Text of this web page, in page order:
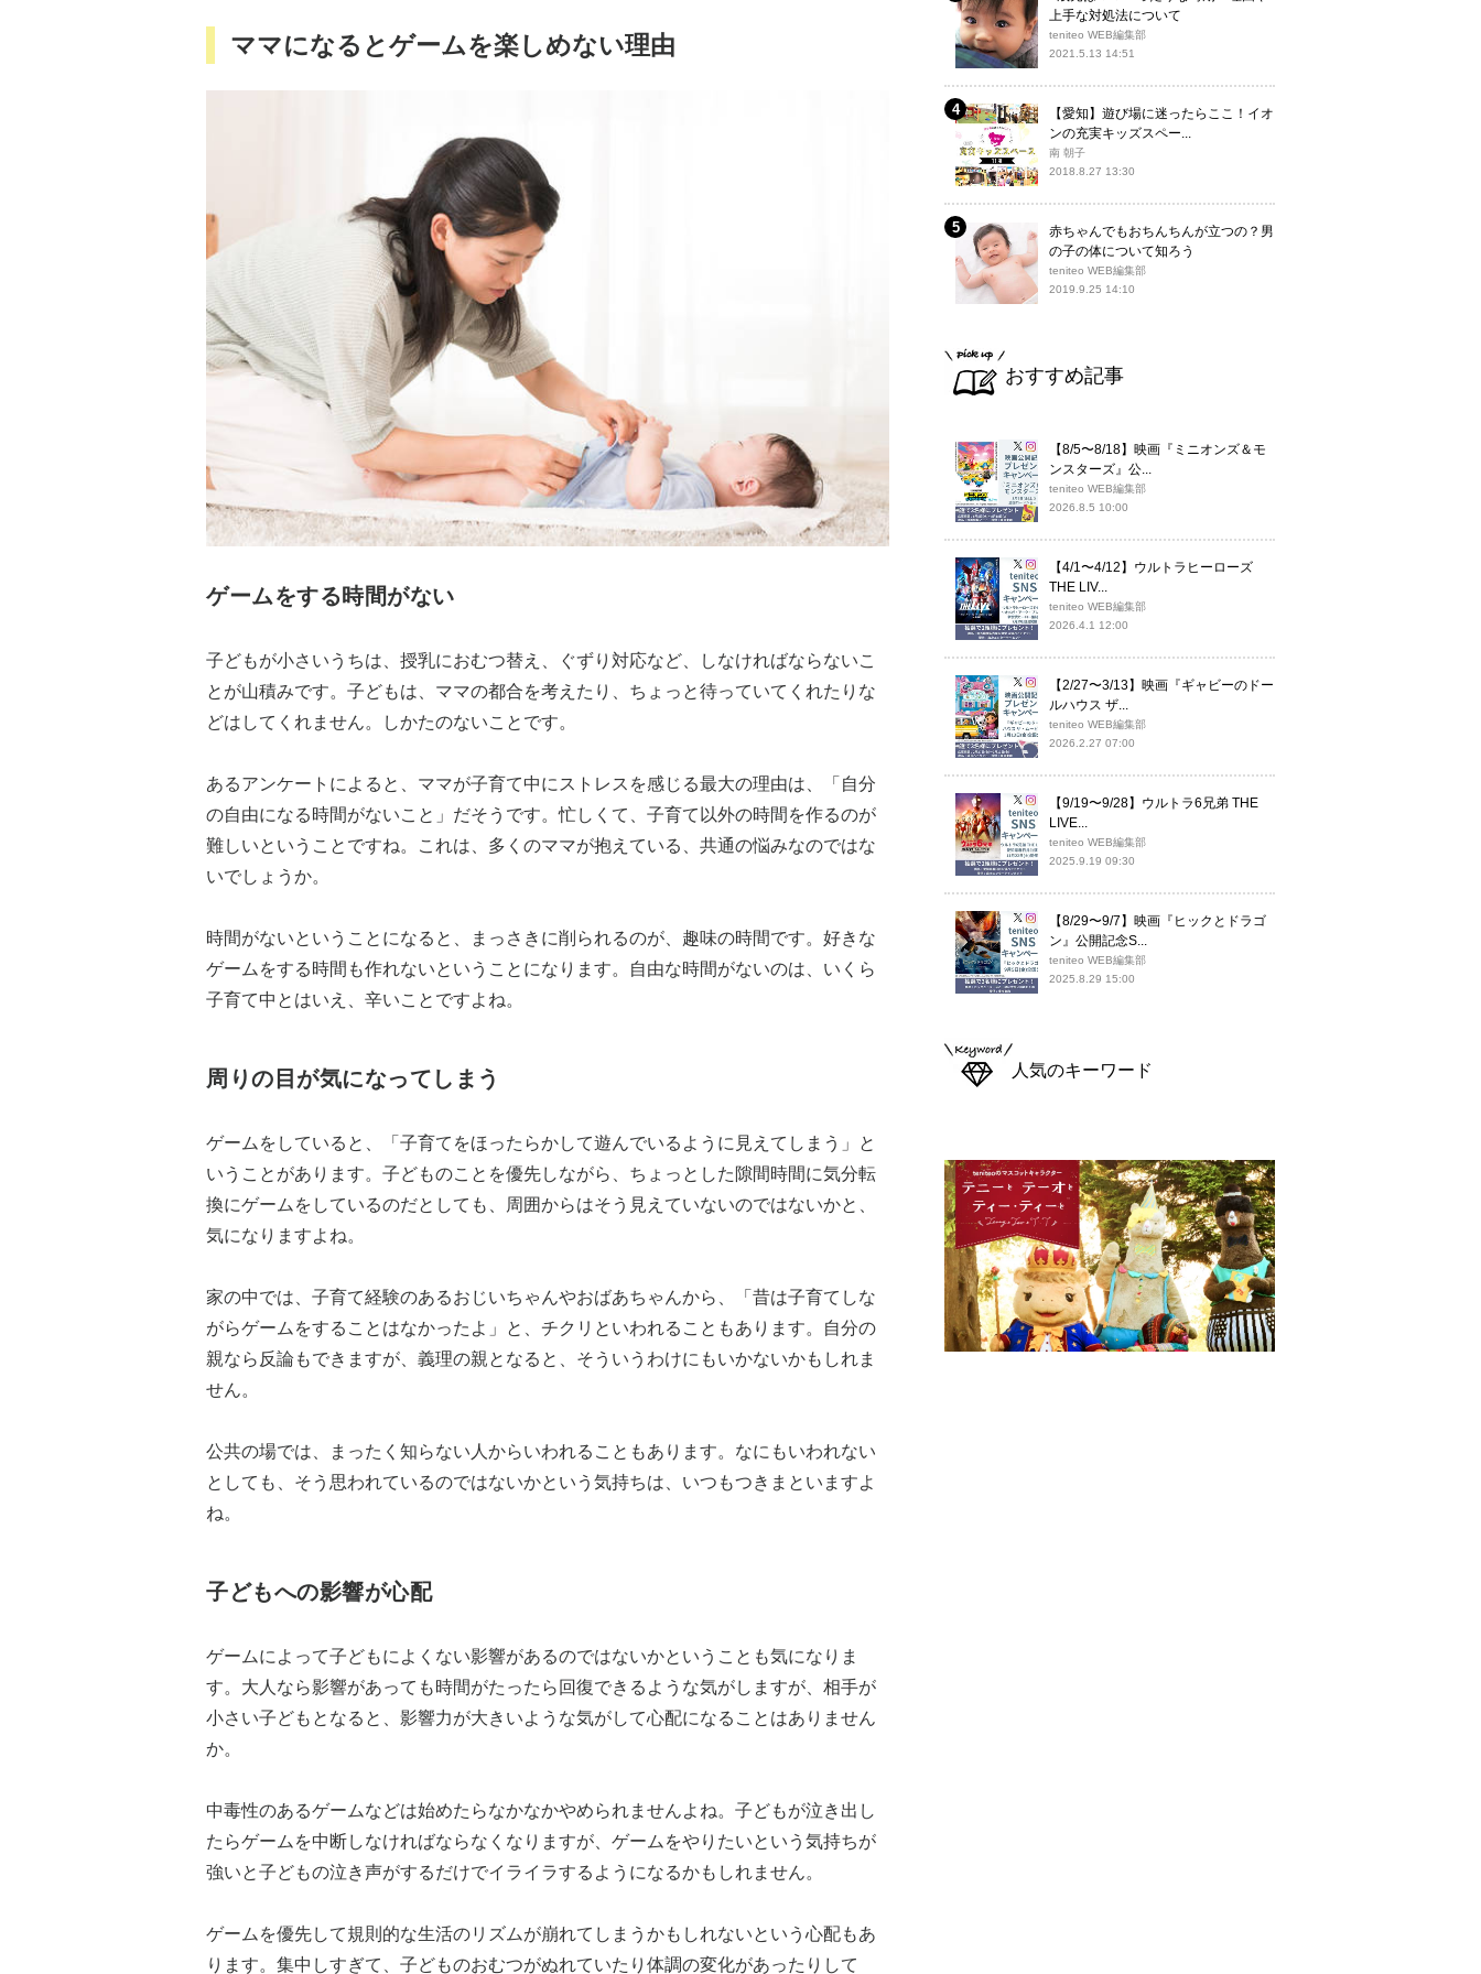
ママになるとゲームを楽しめない理由
ゲームをする時間がない
子どもが小さいうちは、授乳におむつ替え、ぐずり対応など、しなければならないこ
とが山積みです。子どもは、ママの都合を考えたり、ちょっと待っていてくれたりな
どはしてくれません。しかたのないことです。
あるアンケートによると、ママが子育て中にストレスを感じる最大の理由は、「自分
の自由になる時間がないこと」だそうです。忙しくて、子育て以外の時間を作るのが
難しいということですね。これは、多くのママが抱えている、共通の悩みなのではな
いでしょうか。
時間がないということになると、まっさきに削られるのが、趣味の時間です。好きな
ゲームをする時間も作れないということになります。自由な時間がないのは、いくら
子育て中とはいえ、辛いことですよね。
周りの目が気になってしまう
ゲームをしていると、「子育てをほったらかして遊んでいるように見えてしまう」と
いうことがあります。子どものことを優先しながら、ちょっとした隙間時間に気分転
換にゲームをしているのだとしても、周囲からはそう見えていないのではないかと、
気になりますよね。
家の中では、子育て経験のあるおじいちゃんやおばあちゃんから、「昔は子育てしな
がらゲームをすることはなかったよ」と、チクリといわれることもあります。自分の
親なら反論もできますが、義理の親となると、そういうわけにもいかないかもしれま
せん。
公共の場では、まったく知らない人からいわれることもあります。なにもいわれない
としても、そう思われているのではないかという気持ちは、いつもつきまといますよ
ね。
子どもへの影響が心配
ゲームによって子どもによくない影響があるのではないかということも気になりま
す。大人なら影響があっても時間がたったら回復できるような気がしますが、相手が
小さい子どもとなると、影響力が大きいような気がして心配になることはありません
か。
中毒性のあるゲームなどは始めたらなかなかやめられませんよね。子どもが泣き出し
たらゲームを中断しなければならなくなりますが、ゲームをやりたいという気持ちが
強いと子どもの泣き声がするだけでイライラするようになるかもしれません。
ゲームを優先して規則的な生活のリズムが崩れてしまうかもしれないという心配もあ
ります。集中しすぎて、子どものおむつがぬれていたり体調の変化があったりして
上手な対処法について
teniteo WEB編集部
2021.5.13 14:51
【愛知】遊び場に迷ったらここ！イオ
ンの充実キッズスペー...
南 朝子
2018.8.27 13:30
赤ちゃんでもおちんちんが立つの？男
の子の体について知ろう
teniteo WEB編集部
2019.9.25 14:10
おすすめ記事
【8/5〜8/18】映画『ミニオンズ＆モ
ンスターズ』公...
teniteo WEB編集部
2026.8.5 10:00
【4/1〜4/12】ウルトラヒーローズ
THE LIV...
teniteo WEB編集部
2026.4.1 12:00
【2/27〜3/13】映画『ギャビーのドー
ルハウス ザ...
teniteo WEB編集部
2026.2.27 07:00
【9/19〜9/28】ウルトラ6兄弟 THE
LIVE...
teniteo WEB編集部
2025.9.19 09:30
【8/29〜9/7】映画『ヒックとドラゴ
ン』公開記念S...
teniteo WEB編集部
2025.8.29 15:00
人気のキーワード